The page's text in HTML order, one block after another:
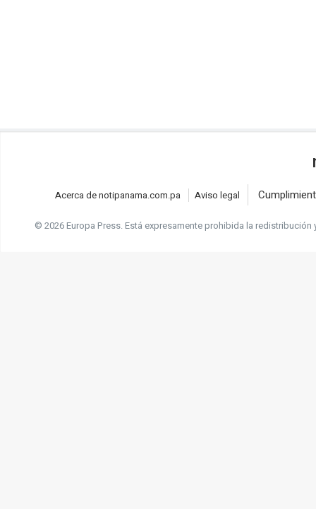
Acerca de notipanama.com.pa Aviso legal
© 2026 Europa Press.Está expresamente prohibida la